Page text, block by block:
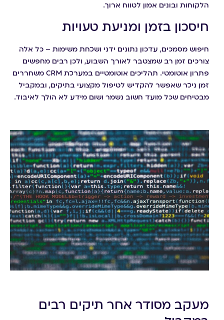
הלקוחות ובונים אמון לטווח ארוך.
חיסכון בזמן ומניעת טעויות
חיפוש מסמכים, עדכון נתונים ידני ושכחת משימות – כל אלה
צורכים זמן רב שמצטבר לאורך השבוע, ולכן רבים מחפשים
פתרון אוטומטי. תהליכים אוטומטיים במערכת CRM משחררים
זמן ניכר שאפשר להקדיש לטיפול מקצועי בתיקים, ובמקביל
מבטיחים שכל מועד חשוב נשמר ושום מידע לא הולך לאיבוד.
מעקב מסודר אחר תיקים רבים